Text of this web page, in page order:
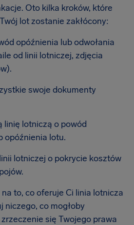
Oto kilka kroków, które
lot zostanie zakłócony:
opóźnienia lub odwołania
od linii lotniczej, zdjęcia
swoje dokumenty
linię lotniczą o powód
opóźnienia lotu.
lotniczej o pokrycie kosztów
to, co oferuje Ci linia lotnicza
niczego, co mogłoby
się Twojego prawa